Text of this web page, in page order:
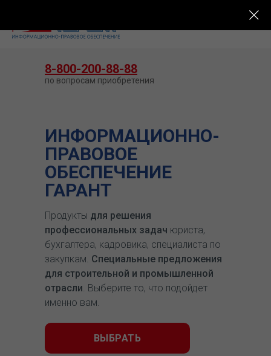
ИНФОРМАЦИОННО-
ПРАВОВОЕ
ОБЕСПЕЧЕНИЕ
ГАРАНТ
Продукты для решения
профессиональных задач юриста,
бухгалтера, кадровика, специалиста по
закупкам. Специальные предложения
для строительной и промышленной
отрасли. Выберите то, что подойдет
именно вам.
ВЫБРАТЬ
8-800-200-88-88
по вопросам приобретения